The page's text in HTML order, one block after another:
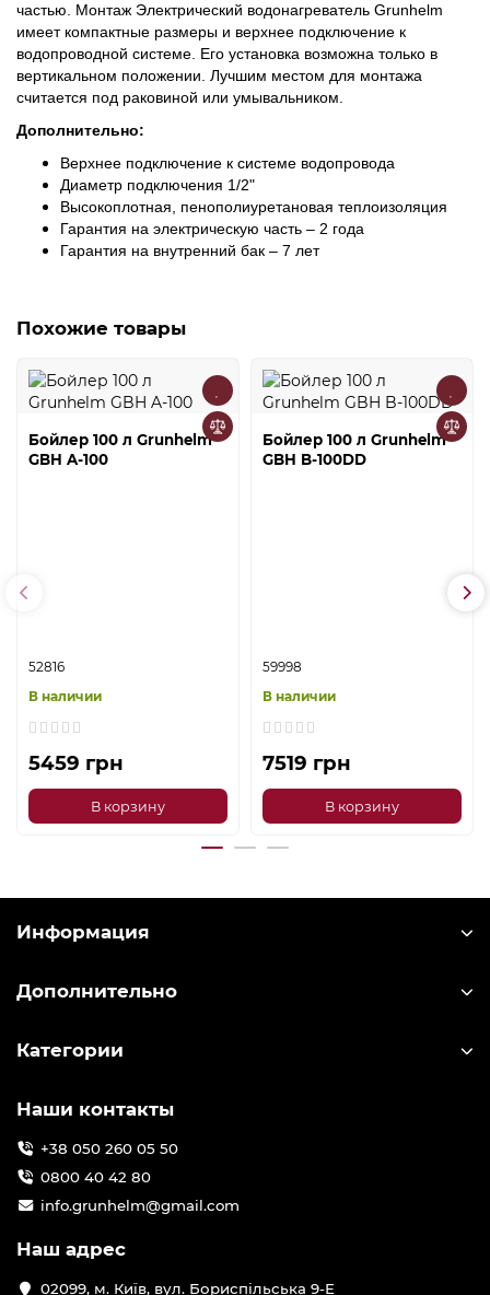
частью. Монтаж Электрический водонагреватель Grunhelm
имеет компактные размеры и верхнее подключение к
водопроводной системе. Его установка возможна только в
вертикальном положении. Лучшим местом для монтажа
считается под раковиной или умывальником.
Дополнительно:
Верхнее подключение к системе водопровода
Диаметр подключения 1/2"
Высокоплотная, пенополиуретановая теплоизоляция
Гарантия на электрическую часть – 2 года
Гарантия на внутренний бак – 7 лет
Похожие товары
Бойлер 100 л Grunhelm
GBH A-100
52816
В наличии
5459 грн
В корзину
Бойлер 100 л Grunhelm
GBH B-100DD
59998
В наличии
7519 грн
В корзину
Информация
Дополнительно
Категории
Наши контакты
+38 050 260 05 50
0800 40 42 80
info.grunhelm@gmail.com
Наш адрес
02099, м. Київ, вул. Бориспільська 9-Е